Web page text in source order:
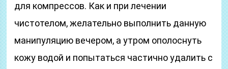
для компрессов. Как и при лечении
чистотелом, желательно выполнить данную
манипуляцию вечером, а утром ополоснуть
кожу водой и попытаться частично удалить с